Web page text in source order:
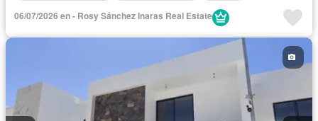
06/07/2026 en - Rosy Sánchez Inaras Real Estate